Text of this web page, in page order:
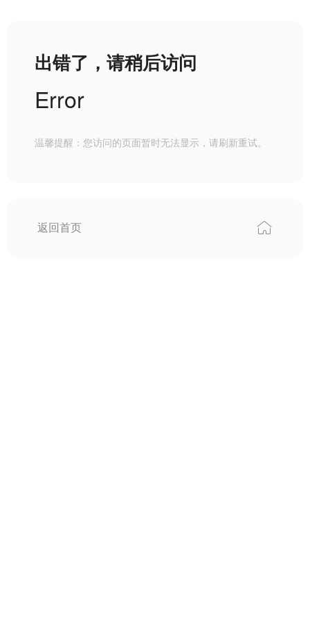
出错了，请稍后访问
Error
温馨提醒：您访问的页面暂时无法显示，请刷新重试。
返回首页